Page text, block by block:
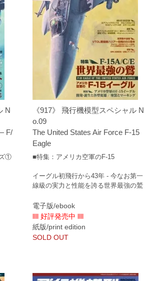
N
F/
①
《917》 飛行機模型スペシャル N
o.09
The United States Air Force F-15
Eagle
■特集：アメリカ空軍のF-15
イーグル初飛行から43年 - 今なお第一
線級の実力と性能を誇る世界最強の鷲
電子版/ebook
llll 好評発売中 llll
紙版/print edition
SOLD OUT